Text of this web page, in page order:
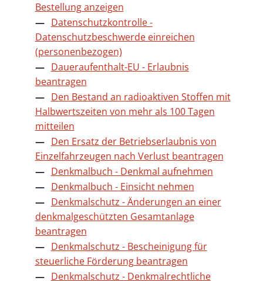
Bestellung anzeigen
Datenschutzkontrolle -
Datenschutzbeschwerde einreichen
(personenbezogen)
Daueraufenthalt-EU - Erlaubnis
beantragen
Den Bestand an radioaktiven Stoffen mit
Halbwertszeiten von mehr als 100 Tagen
mitteilen
Den Ersatz der Betriebserlaubnis von
Einzelfahrzeugen nach Verlust beantragen
Denkmalbuch - Denkmal aufnehmen
Denkmalbuch - Einsicht nehmen
Denkmalschutz - Änderungen an einer
denkmalgeschützten Gesamtanlage
beantragen
Denkmalschutz - Bescheinigung für
steuerliche Förderung beantragen
Denkmalschutz - Denkmalrechtliche